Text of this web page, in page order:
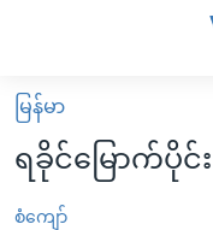
လွယ်ကူ
စေ
မူလစာမျက်နှာ
မြန်မာ
ကမ္ဘာ့သတင်းများ
မြန်မာ
ရခိုင်မြောက်ပိုင်း
စံကျော်